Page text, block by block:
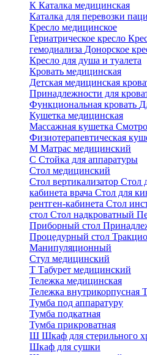
К Каталка медицинская
Каталка для перевозки
Кресло медицинское
Гериатрическое кресло
гемодиализа Донорское
Кресло для душа и туалета
Кровать медицинская
Детская медицинская
Принадлежности для
Функциональная кровать
Кушетка медицинская
Массажная кушетка
Физиотерапевтическая
М Матрас медицинский
С Стойка для аппаратуры
Стол медицинский
Стол вертикализатор Стол
кабинета врача Стол для
рентген-кабинета Стол
стол Стол надкроватный
Приборный стол
Процедурный стол
Манипуляционный
Стул медицинский
Т Табурет медицинский
Тележка медицинская
Тележка внутрикорпусная
Тумба под аппаратуру
Тумба подкатная
Тумба прикроватная
Ш Шкаф для стерильного
Шкаф для сушки